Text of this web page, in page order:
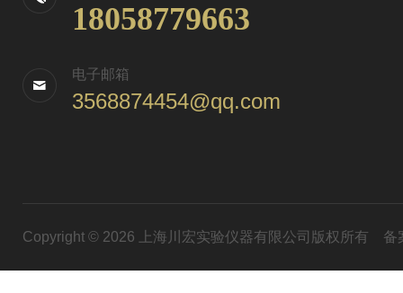
18058779663
电子邮箱
3568874454@qq.com
Copyright © 2026 上海川宏实验仪器有限公司版权所有 备